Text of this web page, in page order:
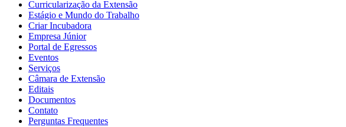
Curricularização da Extensão
Estágio e Mundo do Trabalho
Criar Incubadora
Empresa Júnior
Portal de Egressos
Eventos
Serviços
Câmara de Extensão
Editais
Documentos
Contato
Perguntas Frequentes